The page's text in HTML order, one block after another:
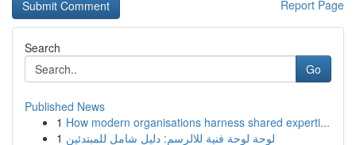
Report Page
Search
Go
Published News
1 How modern organisations harness shared experti...
1 لوحة لوحة فنية للالرسم: دليل شامل للمبتدئين